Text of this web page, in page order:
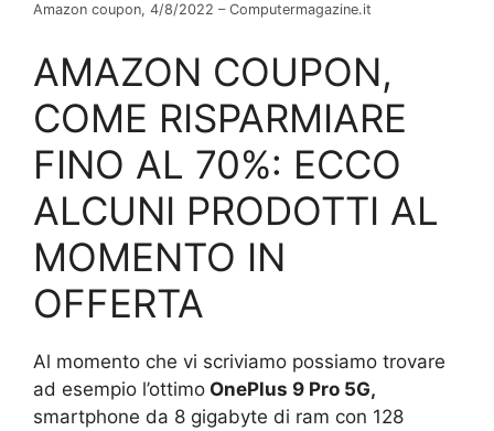
Amazon coupon, 4/8/2022 – Computermagazine.it
AMAZON COUPON,
COME RISPARMIARE
FINO AL 70%: ECCO
ALCUNI PRODOTTI AL
MOMENTO IN
OFFERTA
Al momento che vi scriviamo possiamo trovare
ad esempio l’ottimo OnePlus 9 Pro 5G,
smartphone da 8 gigabyte di ram con 128